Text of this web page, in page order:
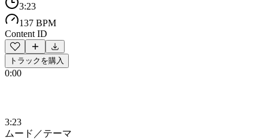
3:23
137 BPM
Content ID
トラックを購入
0:00
3:23
ムード／テーマ